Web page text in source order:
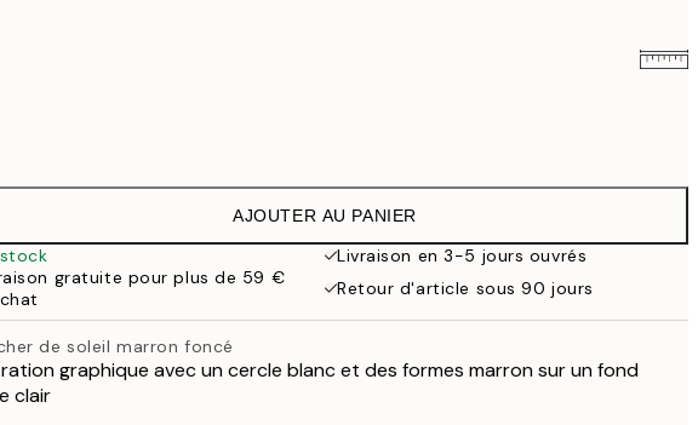
AJOUTER AU PANIER
Livraison en 3-5 jours ouvrés
gratuite pour plus de 59 €
Retour d'article sous 90 jours
de soleil marron foncé
graphique avec un cercle blanc et des formes marron sur un fond
clair